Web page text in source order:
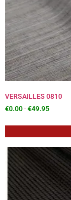
VERSAILLES 0810
€0.00-€49.95